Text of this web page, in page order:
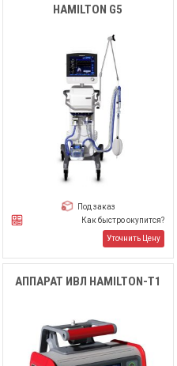
HAMILTON G5
Под заказ
Как быстро окупится?
Уточнить Цену
АППАРАТ ИВЛ HAMILTON-T1